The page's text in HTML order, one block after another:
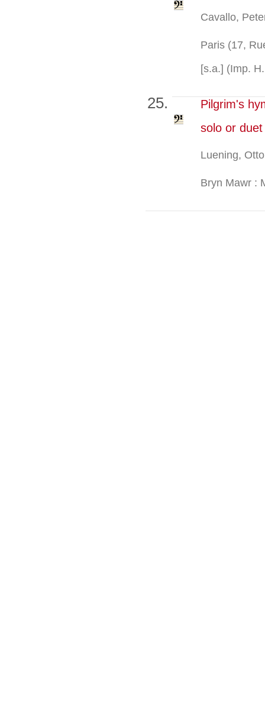
Cavallo,
Paris (17,
[s.a.] (Imp.
Pilgrim's
solo or
Luening,
Bryn Mawr :